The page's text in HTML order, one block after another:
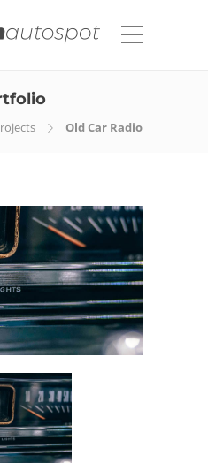
Old Car Radio